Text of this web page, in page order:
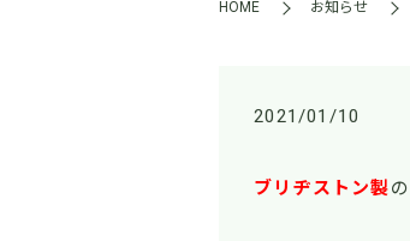
HOME お知らせ
2021/01/10
ブリヂストン製の